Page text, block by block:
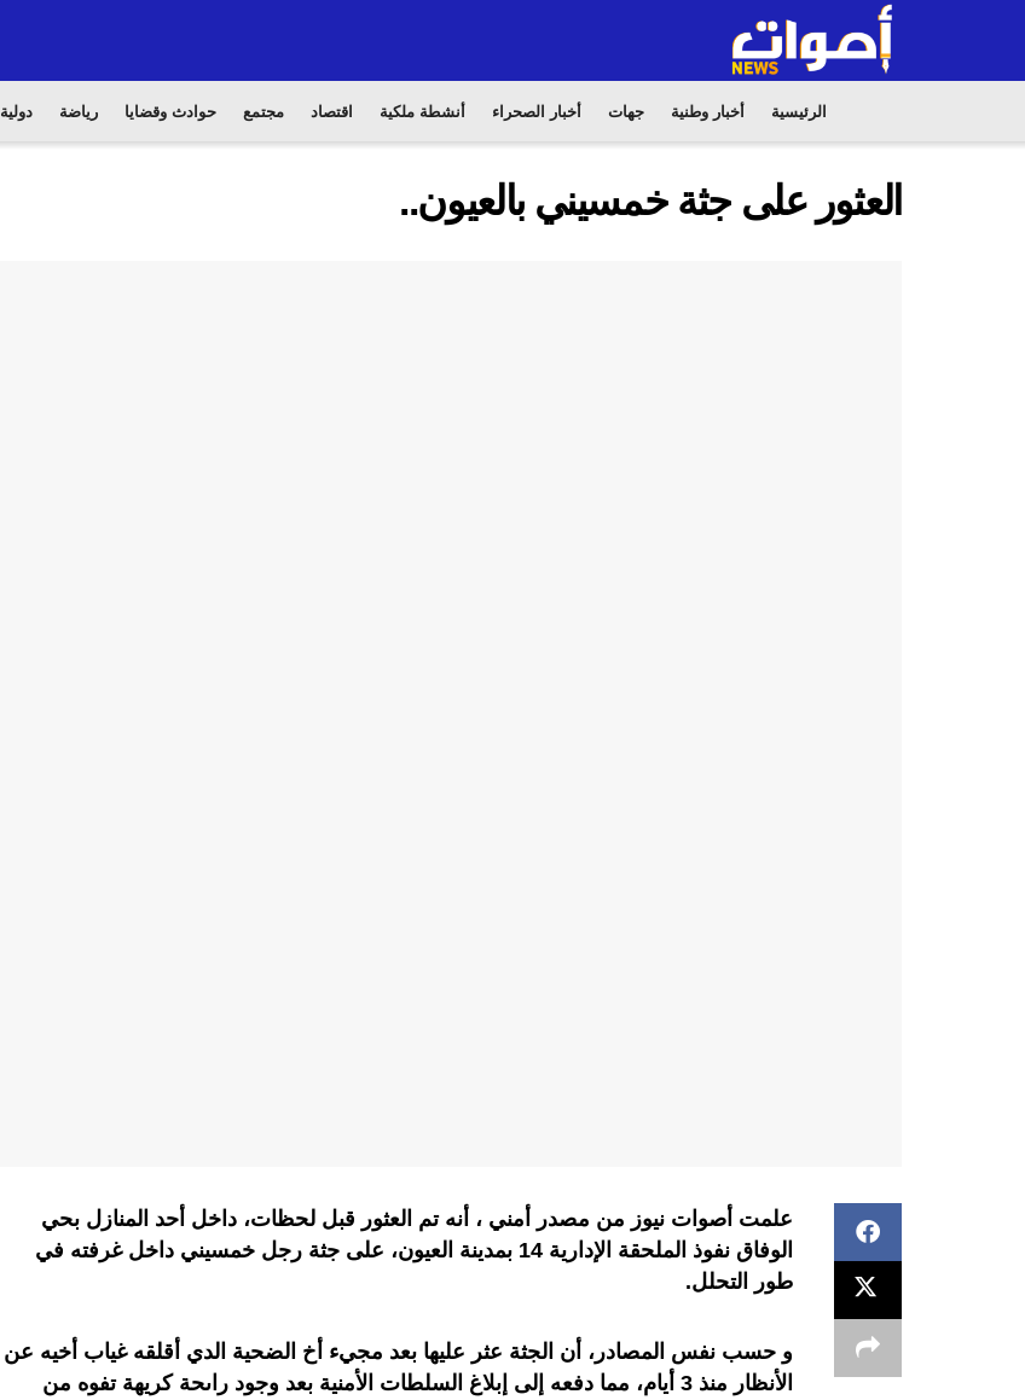
الرئيسية أخبار وطنية جهات أخبار الصحراء أنشطة ملكية اقتصاد مجتمع حوادث وقضايا رياضة دولية
العثور على جثة خمسيني بالعيون..
علمت أصوات نيوز من مصدر أمني ، أنه تم العثور قبل لحظات، داخل أحد المنازل بحي
الوفاق نفوذ الملحقة الإدارية 14 بمدينة العيون، على جثة رجل خمسيني داخل غرفته في
طور التحلل.
و حسب نفس المصادر، أن الجثة عثر عليها بعد مجيء أخ الضحية الدي أقلقه غياب أخيه عن
الأنظار منذ 3 أيام، مما دفعه إلى إبلاغ السلطات الأمنية بعد وجود راىحة كريهة تفوه من